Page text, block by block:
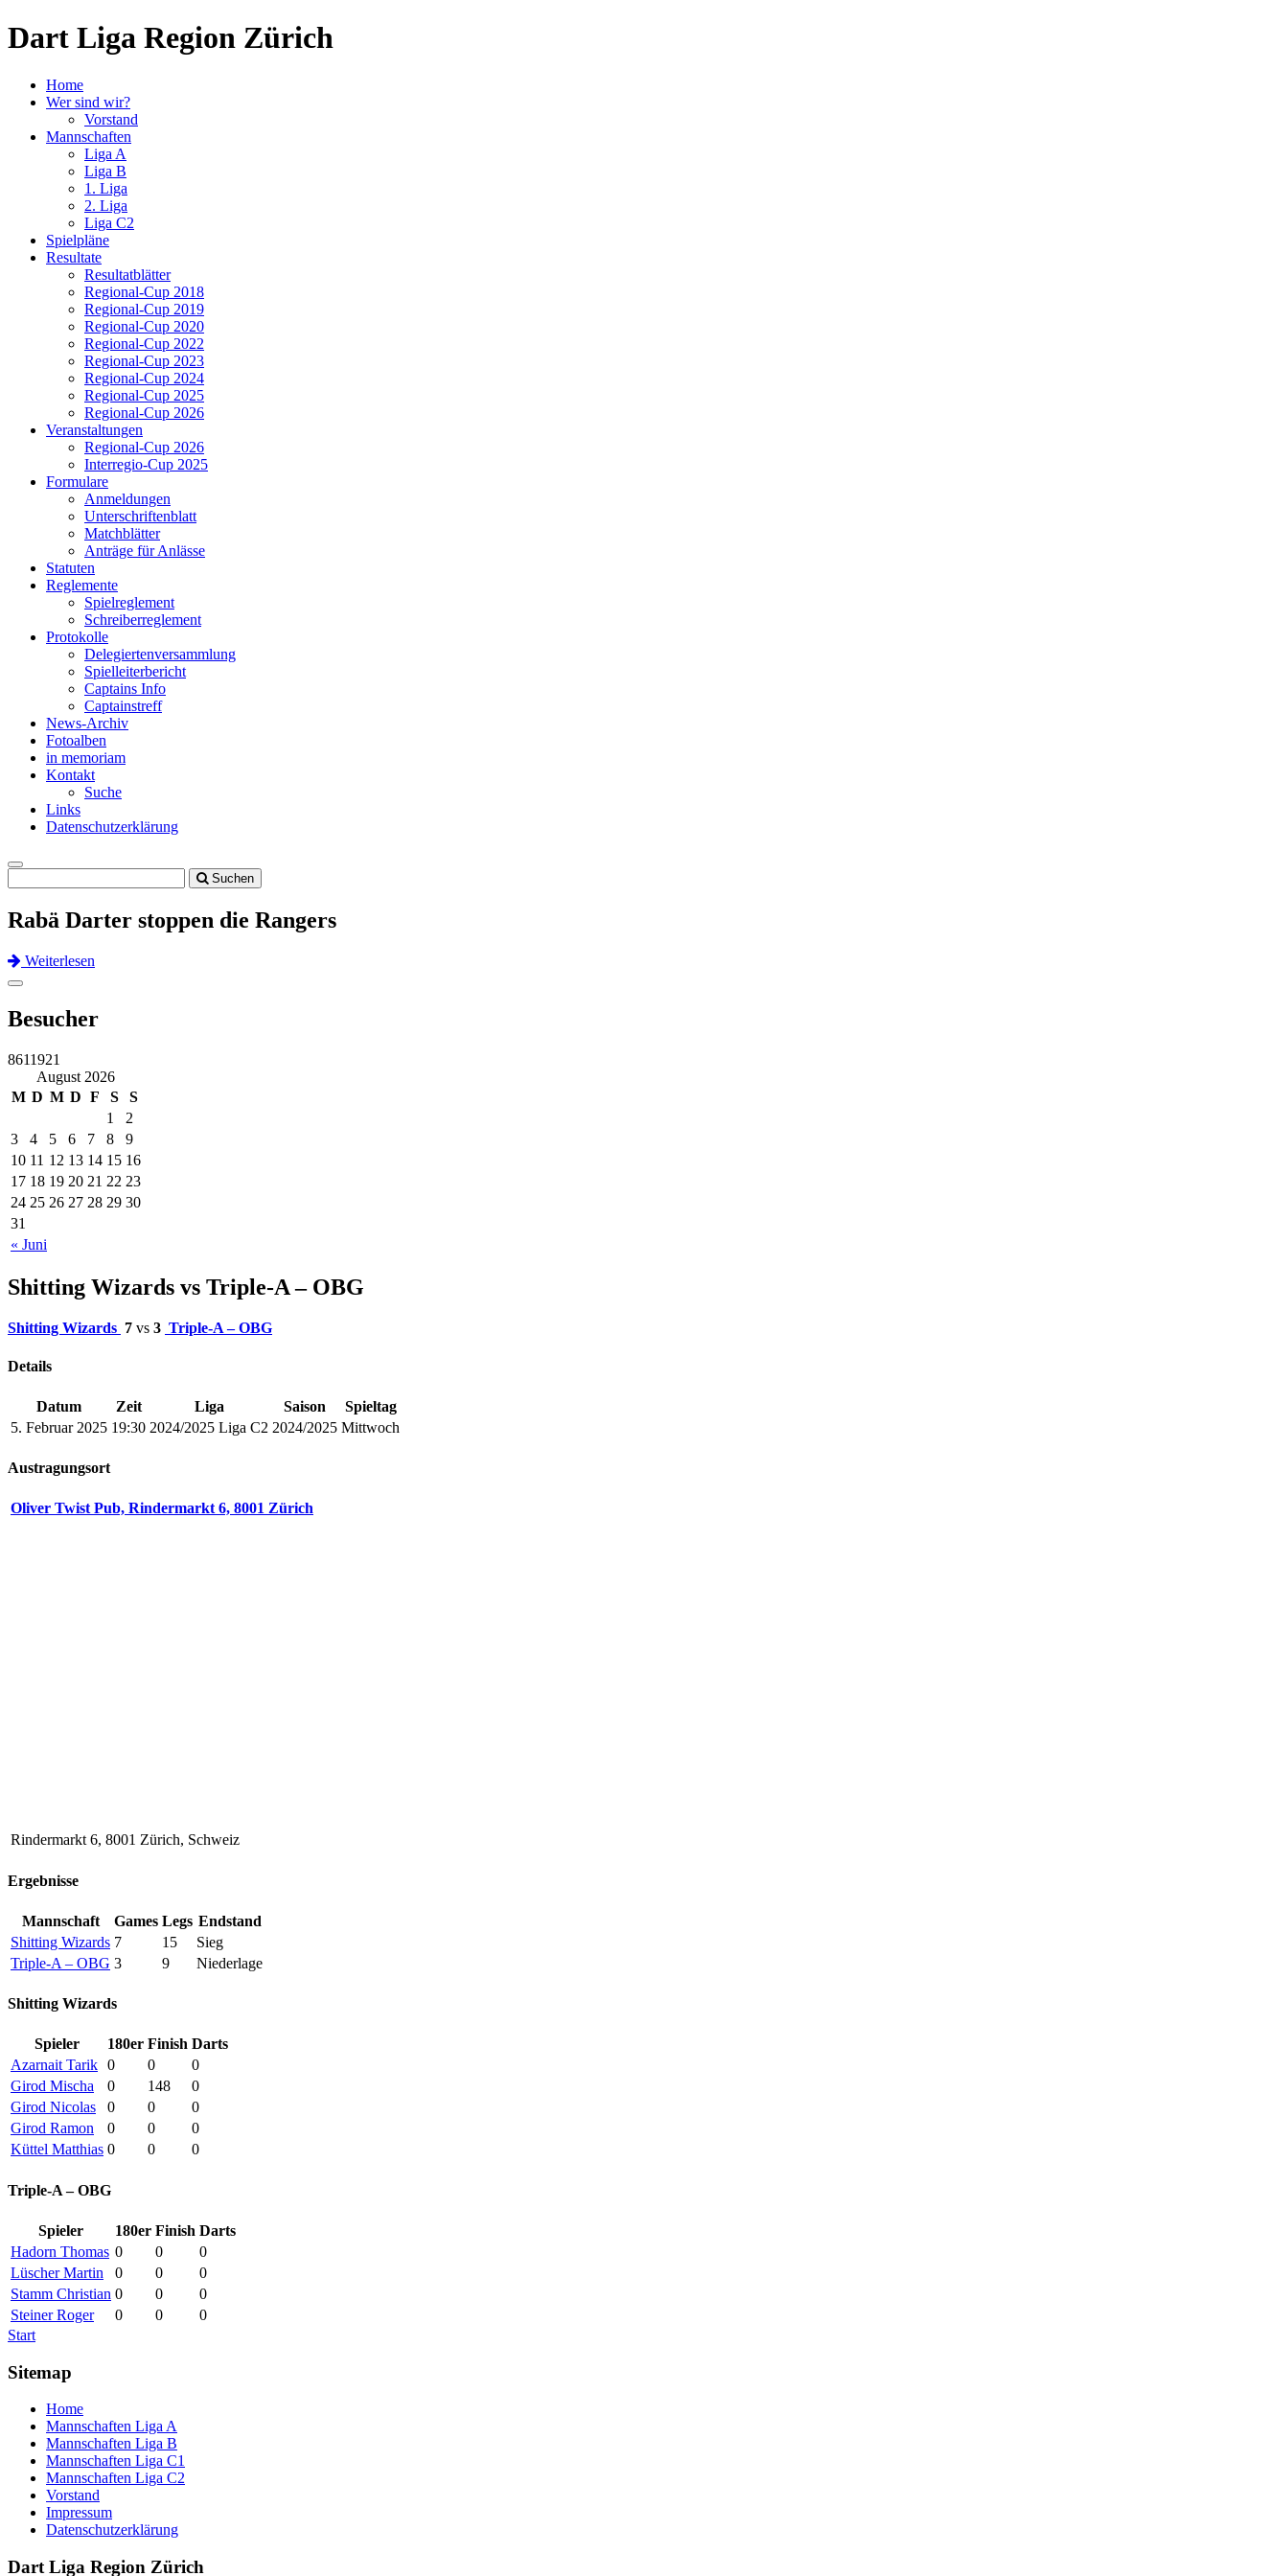
Dart Liga Region Zürich
Home
Wer sind wir?
Vorstand
Mannschaften
Liga A
Liga B
1. Liga
2. Liga
Liga C2
Spielpläne
Resultate
Resultatblätter
Regional-Cup 2018
Regional-Cup 2019
Regional-Cup 2020
Regional-Cup 2022
Regional-Cup 2023
Regional-Cup 2024
Regional-Cup 2025
Regional-Cup 2026
Veranstaltungen
Regional-Cup 2026
Interregio-Cup 2025
Formulare
Anmeldungen
Unterschriftenblatt
Matchblätter
Anträge für Anlässe
Statuten
Reglemente
Spielreglement
Schreiberreglement
Protokolle
Delegiertenversammlung
Spielleiterbericht
Captains Info
Captainstreff
News-Archiv
Fotoalben
in memoriam
Kontakt
Suche
Links
Datenschutzerklärung
Toggle
navigation
Suchen
Rabä Darter stoppen die Rangers
Weiterlesen
Previous
Next
Toggle
Besucher
8611921
August 2026
M D M D F S S
« Juni
1
2
3
4 5 6 7 8
9
10 11 12 13 14 15 16
17 18 19 20 21 22 23
24 25 26 27 28 29 30
31
Shitting Wizards vs Triple-A – OBG
Shitting Wizards 7 vs 3 Triple-A – OBG
Details
Datum Zeit Liga Saison
Spieltag
5. Februar 2025 19:30 2024/2025 Liga C2 2024/2025 Mittwoch
Austragungsort
Oliver Twist Pub, Rindermarkt 6, 8001 Zürich
Rindermarkt 6, 8001 Zürich, Schweiz
Ergebnisse
Mannschaft Games Legs Endstand
Shitting Wizards 7 15
Sieg
Triple-A – OBG 3 9 Niederlage
Shitting Wizards
Spieler 180er Finish Darts
Azarnait Tarik 0 0
0
Girod Mischa
0 148
0
Girod Nicolas
0 0
0
Girod Ramon
0 0
0
Küttel Matthias 0 0 0
Triple-A – OBG
Spieler 180er Finish Darts
Hadorn Thomas 0 0
0
Lüscher Martin
0 0
0
Stamm Christian 0 0
0
Steiner Roger
0 0
0
Start
Sitemap
Home
Mannschaften Liga A
Mannschaften Liga B
Mannschaften Liga C1
Mannschaften Liga C2
Vorstand
Impressum
Datenschutzerklärung
Dart Liga Region Zürich